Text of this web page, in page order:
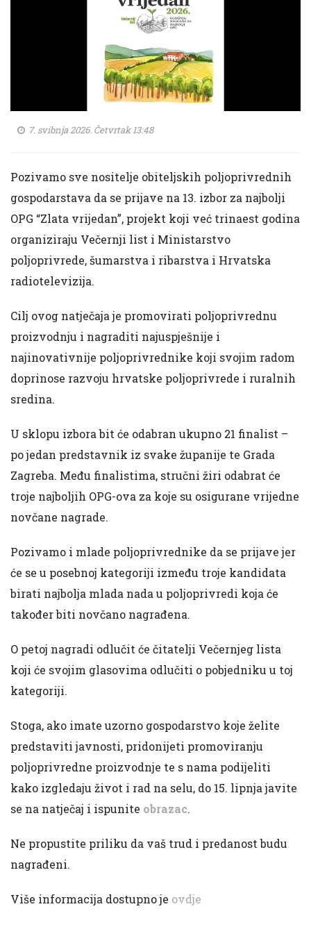
7. svibnja 2026. Četvrtak 13:48
Pozivamo sve nositelje obiteljskih poljoprivrednih
gospodarstava da se prijave na 13. izbor za najbolji
OPG “Zlata vrijedan”, projekt koji već trinaest godina
organiziraju Večernji list i Ministarstvo
poljoprivrede, šumarstva i ribarstva i Hrvatska
radiotelevizija.
Cilj ovog natječaja je promovirati poljoprivrednu
proizvodnju i nagraditi najuspješnije i
najinovativnije poljoprivrednike koji svojim radom
doprinose razvoju hrvatske poljoprivrede i ruralnih
sredina.
U sklopu izbora bit će odabran ukupno 21 finalist –
po jedan predstavnik iz svake županije te Grada
Zagreba. Među finalistima, stručni žiri odabrat će
troje najboljih OPG-ova za koje su osigurane vrijedne
novčane nagrade.
Pozivamo i mlade poljoprivrednike da se prijave jer
će se u posebnoj kategoriji između troje kandidata
birati najbolja mlada nada u poljoprivredi koja će
također biti novčano nagrađena.
O petoj nagradi odlučit će čitatelji Večernjeg lista
koji će svojim glasovima odlučiti o pobjedniku u toj
kategoriji.
Stoga, ako imate uzorno gospodarstvo koje želite
predstaviti javnosti, pridonijeti promoviranju
poljoprivredne proizvodnje te s nama podijeliti
kako izgledaju život i rad na selu, do 15. lipnja javite
se na natječaj i ispunite obrazac.
Ne propustite priliku da vaš trud i predanost budu
nagrađeni.
Više informacija dostupno je ovdje